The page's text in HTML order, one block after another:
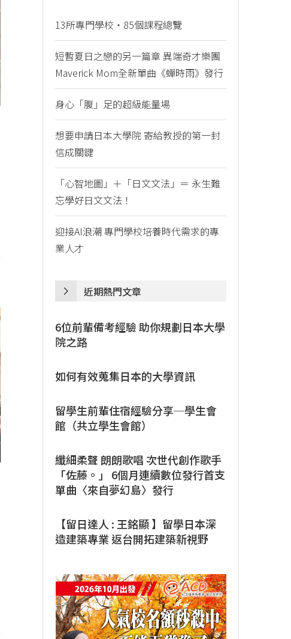
13所專門學校・85個課程總覽
短暫夏日之戀的另一篇章 異端奇才樂團
Maverick Mom全新單曲《蟬時雨》發行
身心「腹」足的超級能量場
想要申請日本大學院 寄給教授的第一封
信成關鍵
「心智地圖」＋「日文文法」＝ 永生難
忘學好日文文法！
迎接AI浪潮 專門學校培養時代需求的專
業人才
近期熱門文章
6位前輩備考經驗 助你規劃日本大學
院之路
如何有效蒐集日本的大學資訊
留學生前輩住宿經驗分享─學生會
館（共立學生會館）
纖細柔聲 朗朗歌唱 次世代創作歌手
「佐藤。」 6個月連續數位發行首支
單曲〈來自夢幻島〉發行
【留日達人 : 王銘顯 】留學日本深
造建築專業 返台開拓建築新視野